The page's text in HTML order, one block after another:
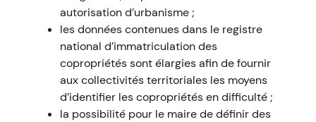
autorisation d’urbanisme ;
les données contenues dans le registre
national d’immatriculation des
copropriétés sont élargies afin de fournir
aux collectivités territoriales les moyens
d’identifier les copropriétés en difficulté ;
la possibilité pour le maire de définir des